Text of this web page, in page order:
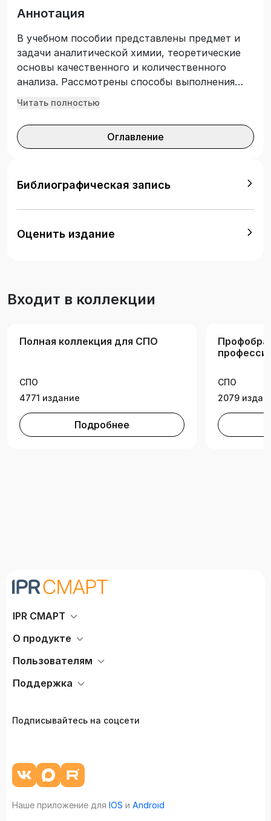
Аннотация
В учебном пособии представлены предмет и
задачи аналитической химии, теоретические
основы качественного и количественного
анализа. Рассмотрены способы выполнения
химических реакций, сущность дробного,
титриметрического анализа. Особое внимание
уделено ошибкам в количественном анализе.
пособие предназначено для студентов всех
профессионального образования, изучающих
дисциплины «Аналитическая химия», «Основы
аналитической химии».
Читать полностью
Оглавление
Библиографическая запись
Оценить издание
Входит в коллекции
Полная коллекция для СПО
СПО
4771 издание
Подробнее
СПО
2079
IPR СМАРТ
О продукте
Пользователям
Поддержка
Подписывайтесь на соцсети
Наше приложение для IOS и Android